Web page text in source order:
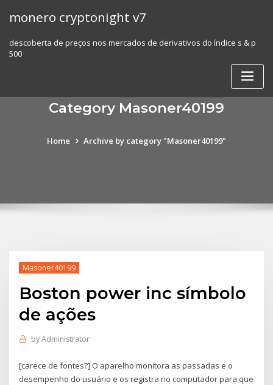
monero cryptonight v7
descoberta de preços nos mercados de derivativos do índice s & p
500
Category Masoner40199
Home Archive by category "Masoner40199"
Masoner40199
Boston power inc símbolo
de ações
byAdministrator
[carece de fontes?] O aparelho monitora as passadas e o
desempenho do usuário e os registra no computador para que